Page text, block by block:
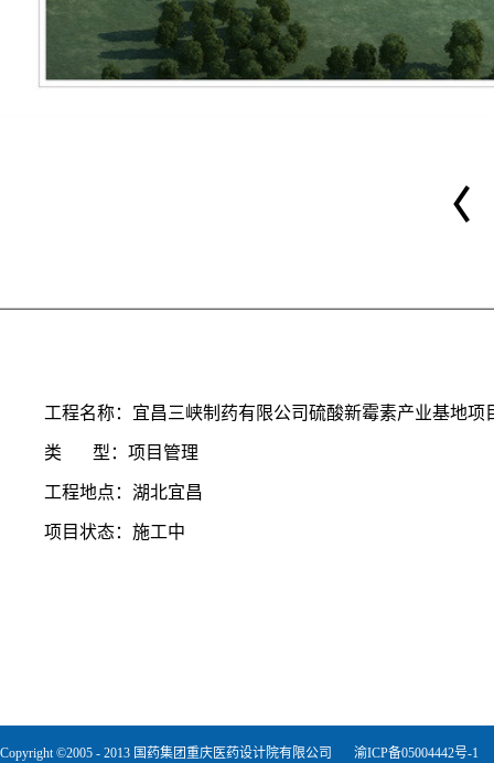
工程名称：宜昌三峡制药有限公司硫酸新霉素产业基地项
类 型：项目管理
工程地点：湖北宜昌
项目状态：施工中
Copyright ©2005 - 2013 国药集团重庆医药设计院有限公司 渝ICP备05004442号-1